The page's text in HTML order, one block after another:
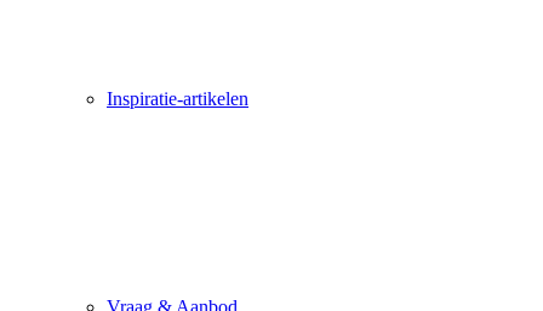
Inspiratie-artikelen
Vraag & Aanbod